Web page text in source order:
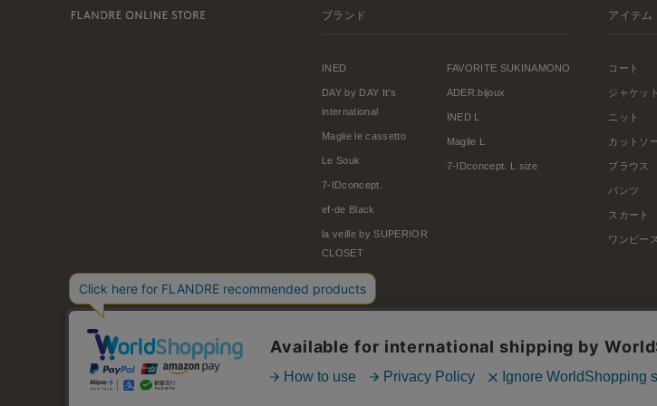
ブランド
INED
DAY by DAY It's
international
Maglie le cassetto
Le Souk
7-IDconcept.
ef-de Black
la veille by SUPERIOR
CLOSET
FAVORITE SUKINAMONO
ADER.bijoux
INED L
Maglie L
7-IDconcept. L size
アイテム
コート
ジャケット
ニット
カットソ
ブラウス
パンツ
スカート
ワンピース
© FLANDRE CO., LTD.